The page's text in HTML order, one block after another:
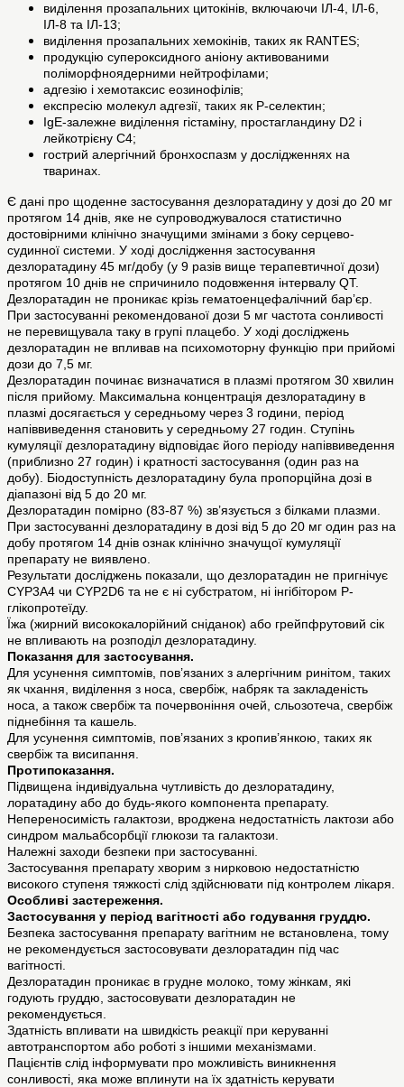
виділення прозапальних цитокінів, включаючи ІЛ-4, ІЛ-6,
ІЛ-8 та ІЛ-13;
виділення прозапальних хемокінів, таких як RANTES;
продукцію супероксидного аніону активованими
поліморфноядерними нейтрофілами;
адгезію і хемотаксис еозинофілів;
експресію молекул адгезії, таких як Р-селектин;
IgE-залежне виділення гістаміну, простагландину D2 і
лейкотрієну С4;
гострий алергічний бронхоспазм у дослідженнях на
тваринах.
Є дані про щоденне застосування дезлоратадину у дозі до 20 мг
протягом 14 днів, яке не супроводжувалося статистично
достовірними клінічно значущими змінами з боку серцево-
судинної системи. У ході дослідження застосування
дезлоратадину 45 мг/добу (у 9 разів вище терапевтичної дози)
протягом 10 днів не спричинило подовження інтервалу QT.
Дезлоратадин не проникає крізь гематоенцефалічний бар’єр.
При застосуванні рекомендованої дози 5 мг частота сонливості
не перевищувала таку в групі плацебо. У ході досліджень
дезлоратадин не впливав на психомоторну функцію при прийомі
дози до 7,5 мг.
Дезлоратадин починає визначатися в плазмі протягом 30 хвилин
після прийому. Максимальна концентрація дезлоратадину в
плазмі досягається у середньому через 3 години, період
напіввиведення становить у середньому 27 годин. Ступінь
кумуляції дезлоратадину відповідає його періоду напіввиведення
(приблизно 27 годин) і кратності застосування (один раз на
добу). Біодоступність дезлоратадину була пропорційна дозі в
діапазоні від 5 до 20 мг.
Дезлоратадин помірно (83-87 %) зв’язується з білками плазми.
При застосуванні дезлоратадину в дозі від 5 до 20 мг один раз на
добу протягом 14 днів ознак клінічно значущої кумуляції
препарату не виявлено.
Результати досліджень показали, що дезлоратадин не пригнічує
CYP3A4 чи CYP2D6 та не є ні субстратом, ні інгібітором Р-
глікопротеїду.
Їжа (жирний висококалорійний сніданок) або грейпфрутовий сік
не впливають на розподіл дезлоратадину.
Показання для застосування.
Для усунення симптомів, пов’язаних з алергічним ринітом, таких
як чхання, виділення з носа, свербіж, набряк та закладеність
носа, а також свербіж та почервоніння очей, сльозотеча, свербіж
піднебіння та кашель.
Для усунення симптомів, пов’язаних з кропив’янкою, таких як
свербіж та висипання.
Протипоказання.
Підвищена індивідуальна чутливість до дезлоратадину,
лоратадину або до будь-якого компонента препарату.
Непереносимість галактози, вроджена недостатність лактози або
синдром мальабсорбції глюкози та галактози.
Належні заходи безпеки при застосуванні.
Застосування препарату хворим з нирковою недостатністю
високого ступеня тяжкості слід здійснювати під контролем лікаря.
Особливі застереження.
Застосування у період вагітності або годування груддю.
Безпека застосування препарату вагітним не встановлена, тому
не рекомендується застосовувати дезлоратадин під час
вагітності.
Дезлоратадин проникає в грудне молоко, тому жінкам, які
годують груддю, застосовувати дезлоратадин не
рекомендується.
Здатність впливати на швидкість реакції при керуванні
автотранспортом або роботі з іншими механізмами.
Пацієнтів слід інформувати про можливість виникнення
сонливості, яка може вплинути на їх здатність керувати